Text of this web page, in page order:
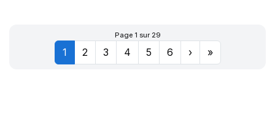
Page 1 sur 29
1 2 3 4 5 6 › »